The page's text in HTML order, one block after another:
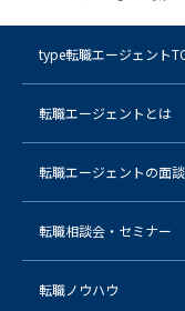
type転職エージェント
転職エージェントとは
転職エージェントの面談
転職相談会・セミナー
転職ノウハウ